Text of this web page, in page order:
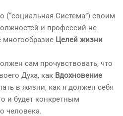
(“социальная Система”) своим
и профессий не
многообразие Целей жизни
сам прочувствовать, что
Духа, как Вдохновение
в жизни, как я должен себя
и будет конкретным
человека.